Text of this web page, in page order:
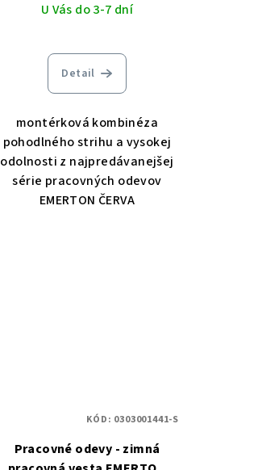
U Vás do 3-7 dní
Detail
montérková kombinéza
pohodlného strihu a vysokej
odolnosti z najpredávanejšej
série pracovných odevov
EMERTON ČERVA
Pracovné odevy - zimná
KÓD: 0303001441-S